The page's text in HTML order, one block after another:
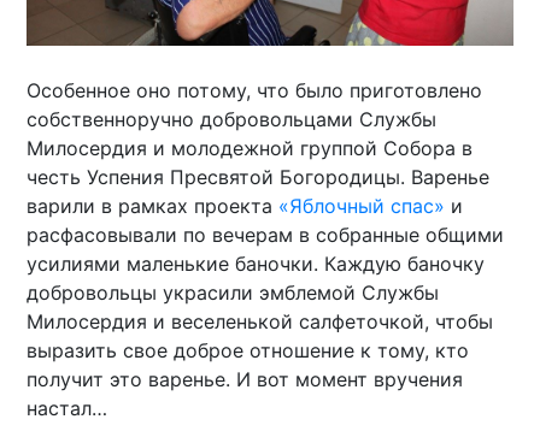
Особенное оно потому, что было приготовлено
собственноручно добровольцами Службы
Милосердия и молодежной группой Собора в
честь Успения Пресвятой Богородицы. Варенье
варили в рамках проекта «Яблочный спас» и
расфасовывали по вечерам в собранные общими
усилиями маленькие баночки. Каждую баночку
добровольцы украсили эмблемой Службы
Милосердия и веселенькой салфеточкой, чтобы
выразить свое доброе отношение к тому, кто
получит это варенье. И вот момент вручения
настал…